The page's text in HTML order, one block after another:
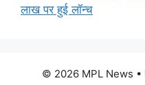
लाख पर हुई लॉन्च
© 2026 MPL News